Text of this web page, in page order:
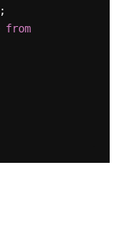
;
from